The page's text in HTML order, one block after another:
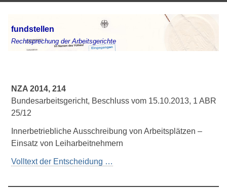
fundstellen
Rechtsprechung der Arbeitsgerichte
NZA 2014, 214
Bundesarbeitsgericht, Beschluss vom 15.10.2013, 1 ABR
25/12
Innerbetriebliche Ausschreibung von Arbeitsplätzen –
Einsatz von Leiharbeitnehmern
Volltext der Entscheidung …